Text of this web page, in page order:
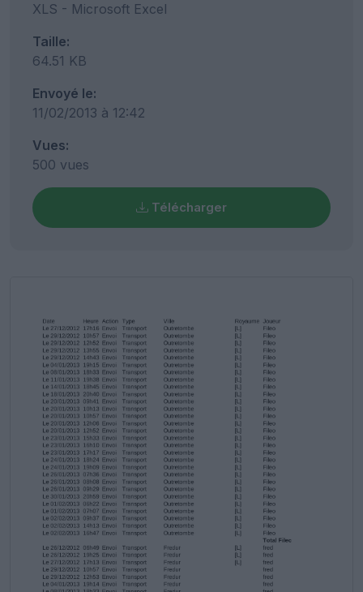
XLS - Microsoft Excel
Taille:
64.51 KB
Envoyé le:
11/02/2013 à 12:42
Vues:
500 vues
Télécharger